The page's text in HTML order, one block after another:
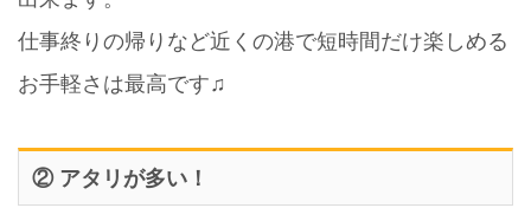
仕事終りの帰りなど近くの港で短時間だけ楽しめる
お手軽さは最高です♫
② アタリが多い！